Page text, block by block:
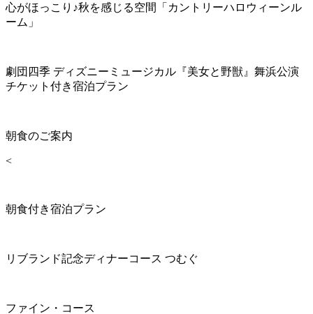
心がほっこり♪秋を感じる空間「カントリーハロウィーンル
ーム」
劇団四季 ディズニーミュージカル『美女と野獣』舞浜公演
チケット付き宿泊プラン
朝食のご案内
<
朝食付き宿泊プラン
リブランド記念ディナーコース つむぐ
ファイン・コース